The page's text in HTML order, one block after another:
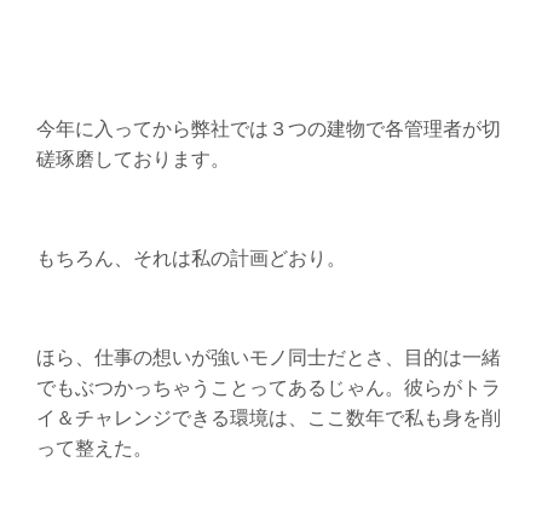
今年に入ってから弊社では３つの建物で各管理者が切
磋琢磨しております。
もちろん、それは私の計画どおり。
ほら、仕事の想いが強いモノ同士だとさ、目的は一緒
でもぶつかっちゃうことってあるじゃん。彼らがトラ
イ＆チャレンジできる環境は、ここ数年で私も身を削
って整えた。